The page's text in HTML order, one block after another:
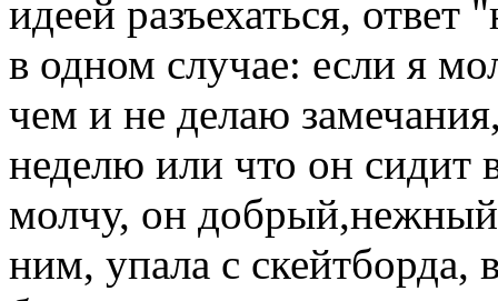
идеей разъехаться,
в одном случае: если я
чем и не делаю
неделю или что он сидит
молчу, он добрый,нежный
ним, упала с скейтборда,